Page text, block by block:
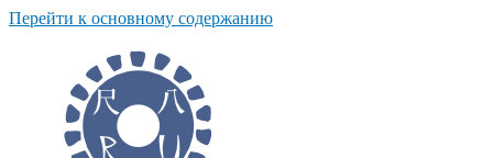
Перейти к основному содержанию